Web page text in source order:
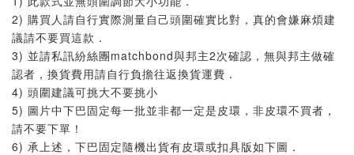
2) 購買人請自行實際測量自己頭圍確實比對，真的會嫌麻煩建
議請不要買這款．
3) 並請私訊紛絲團matchbond與邦主2次確認，無與邦主做確
認者，換貨費用請自行負擔往返換貨運費．
4) 頭圍建議可挑大不要挑小
5) 圖片中下巴固定每一批並非都一定是皮環，非皮環不買者，
請不要下單！
6) 承上述，下巴固定隨機出貨有皮環或扣具版如下圖．